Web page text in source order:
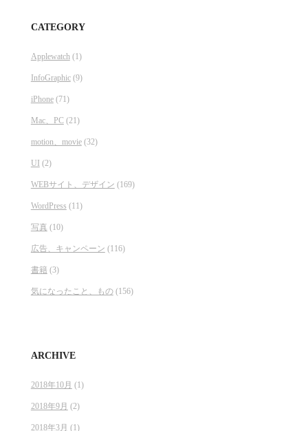
CATEGORY
Applewatch(1)
InfoGraphic(9)
iPhone(71)
Mac、PC(21)
motion、movie(32)
UI (2)
WEBサイト、デザイン (169)
WordPress (11)
写真 (10)
広告、キャンペーン (116)
書籍 (3)
気になったこと、もの(156)
ARCHIVE
2018年10月 (1)
2018年9月 (2)
2018年3月 (1)